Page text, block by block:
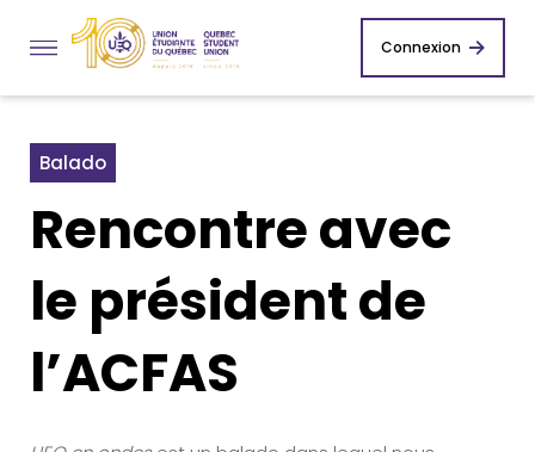
Connexion
Balado
Rencontre avec
le président de
l’ACFAS